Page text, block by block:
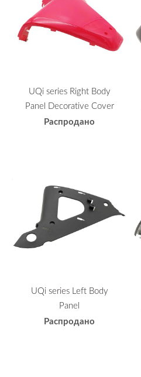
UQi series Right Body
Panel Decorative Cover
Распродано
UQi series Left Body
Panel
Распродано